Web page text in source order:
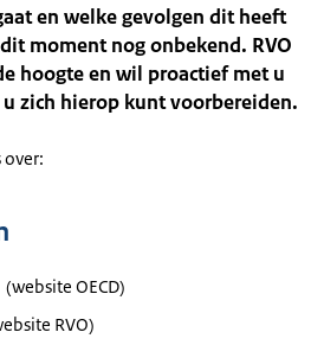
en welke gevolgen dit heeft
moment nog onbekend. RVO
hoogte en wil proactief met u
zich hierop kunt voorbereiden.
(website OECD)
RVO)